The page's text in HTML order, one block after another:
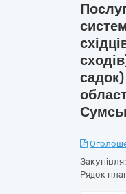
Закупівля:
Рядок